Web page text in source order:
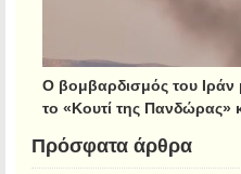
Ο βομβαρδισμός του Ιράν
το «Κουτί της Πανδώρας»
Πρόσφατα άρθρα